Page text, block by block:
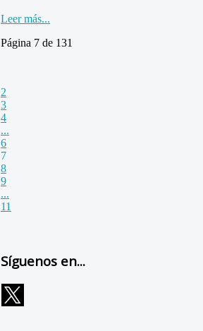
Leer más...
Página 7 de 131
2
3
4
...
6
7
8
9
...
11
Síguenos en...